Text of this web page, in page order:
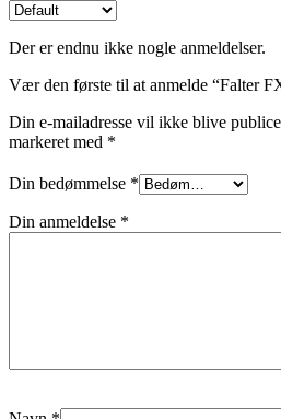
Der er endnu ikke nogle anmeldelser.
Vær den første til at anmelde “Falter
Din e-mailadresse vil ikke blive
markeret med *
Din bedømmelse *
Din anmeldelse *